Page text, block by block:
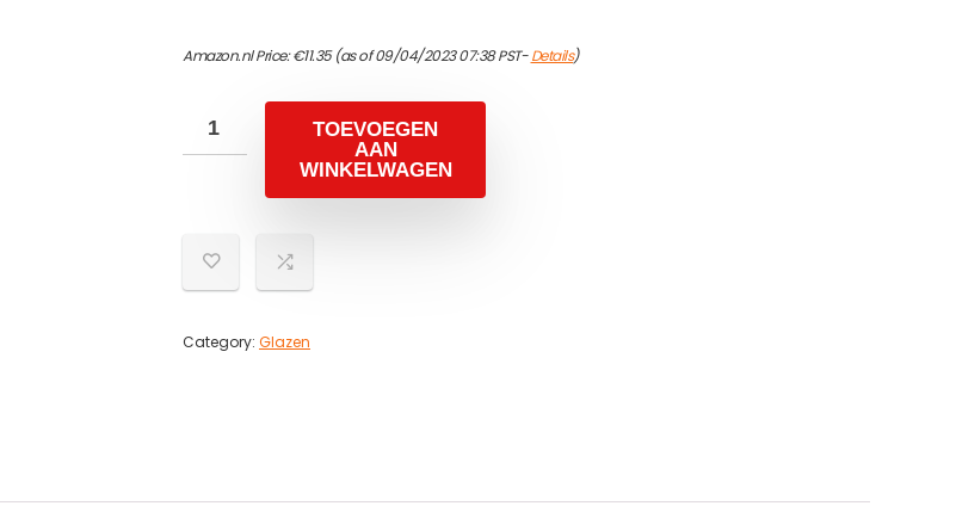
Amazon.nl Price:€11.35(as of 09/04/2023 07:38 PST-Details)
TOEVOEGEN
AAN
WINKELWAGEN
Category: Glazen